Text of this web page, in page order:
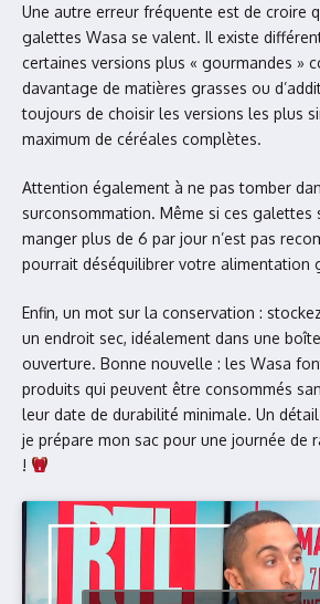
Une autre erreur fréquente est de croire
galettes Wasa se valent. Il existe
certaines versions plus « gourmandes »
davantage de matières grasses ou
toujours de choisir les versions les plus
maximum de céréales complètes.
Attention également à ne pas tomber
surconsommation. Même si ces galettes
manger plus de 6 par jour n’est pas
pourrait déséquilibrer votre alimentation
Enfin, un mot sur la conservation :
un endroit sec, idéalement dans une
ouverture. Bonne nouvelle : les Wasa
produits qui peuvent être consommés
leur date de durabilité minimale. Un détail
je prépare mon sac pour une journée de
!